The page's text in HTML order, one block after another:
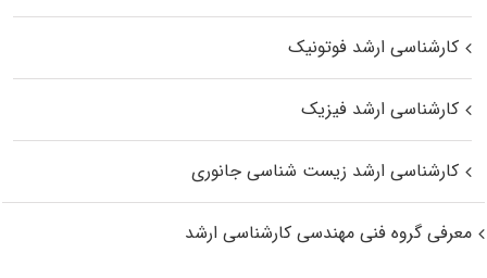
کارشناسی ارشد فوتونیک
کارشناسی ارشد فیزیک
کارشناسی ارشد زیست‌ شناسی جانوری
معرفی گروه فنی مهندسی کارشناسی ارشد